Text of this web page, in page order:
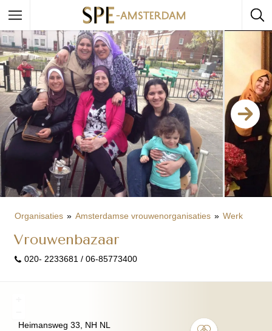
Organisaties Amsterdamse vrouwenorganisaties Werk
Vrouwenbazaar
020- 2233681 / 06-85773400
Heimansweg 33 NH NL